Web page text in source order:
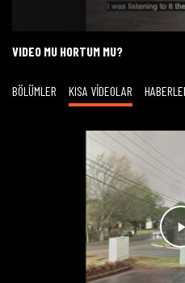
VIDEO MU HORTUM MU?
BÖLÜMLER KISA VİDEOLAR